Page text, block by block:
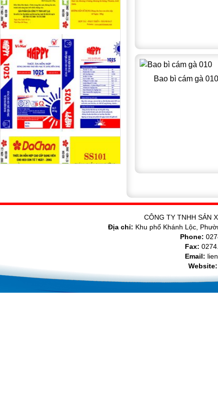
Bao bì cám gà 010
CÔNG TY TNHH SẢN
Địa chỉ: Khu phố Khánh Lộc,
Phone:
Fax:
Email:
Website: